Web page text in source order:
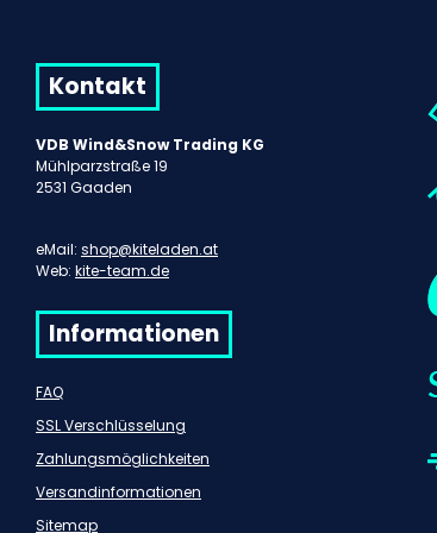
Kontakt
VDB Wind&Snow Trading KG
Mühlparzstraße 19
2531 Gaaden
eMail: shop@kiteladen.at
Web: kite-team.de
Informationen
FAQ
SSL Verschlüsselung
Zahlungsmöglichkeiten
Versandinformationen
Sitemap